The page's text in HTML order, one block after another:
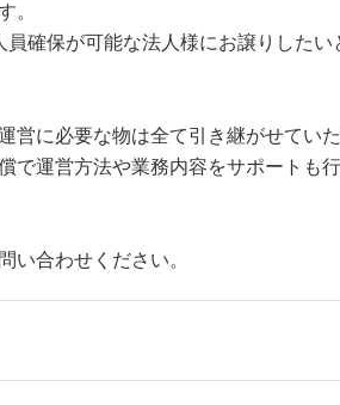
。
確保が可能な法人様にお譲りしたい
営に必要な物は全て引き継がせていた
で運営方法や業務内容をサポートも
い合わせください。